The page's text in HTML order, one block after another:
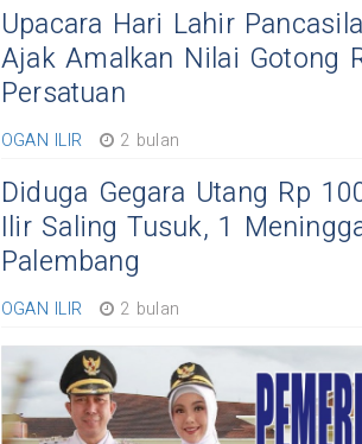
Upacara Hari Lahir
Ajak Amalkan Nilai Gotong
Persatuan
OGAN ILIR 2 bulan
Diduga Gegara Utang Rp
Ilir Saling Tusuk, 1
Palembang
OGAN ILIR 2 bulan